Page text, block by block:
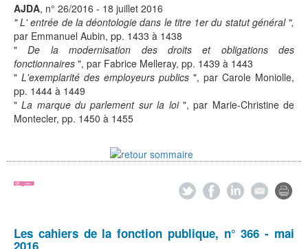
AJDA, n° 26/2016 - 18 juillet 2016
" L' entrée de la déontologie dans le titre 1er du statut général ",
par Emmanuel Aubin, pp. 1433 à 1438
"De la modernisation des droits et obligations des
fonctionnaires ", par Fabrice Melleray, pp. 1439 à 1443
" L'exemplarité des employeurs publics ", par Carole Moniolle,
pp. 1444 à 1449
"La marque du parlement sur la loi", par Marie-Christine de
Montecler, pp. 1450 à 1455
Les cahiers de la fonction publique, n° 366 - mai
2016